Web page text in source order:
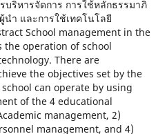
ริหารจัดการ การใช้หลักธรรมาภิ
ำ และการใช้เทคโนโลยี
School management in the
operation of school
There are
the objectives set by the
can operate by using
of the 4 educational
management, 2)
management, and 4)